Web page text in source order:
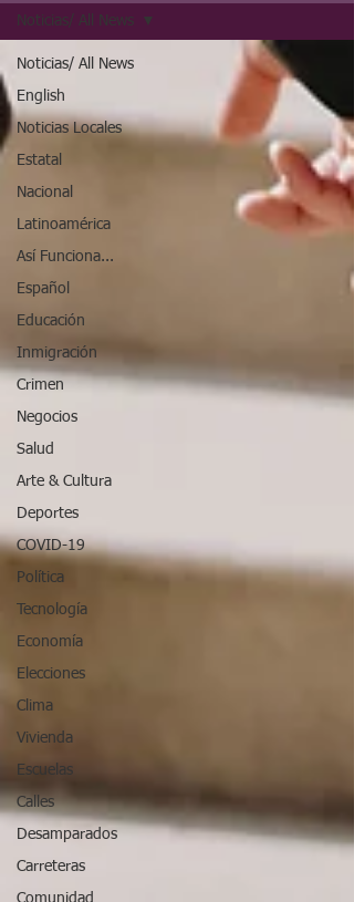
Noticias/ All News
English
Noticias Locales
Estatal
Nacional
Latinoamérica
Así Funciona...
Español
Educación
Inmigración
Crimen
Negocios
Salud
Arte & Cultura
Deportes
COVID-19
Política
Tecnología
Economía
Elecciones
Clima
Vivienda
Escuelas
Calles
Desamparados
Carreteras
Comunidad
Noticias/ All News